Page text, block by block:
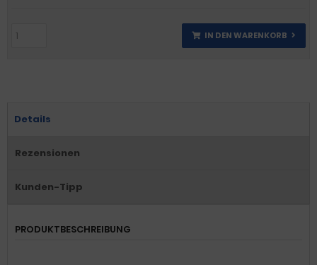
IN DEN WARENKORB
Details
Rezensionen
Kunden-Tipp
PRODUKTBESCHREIBUNG